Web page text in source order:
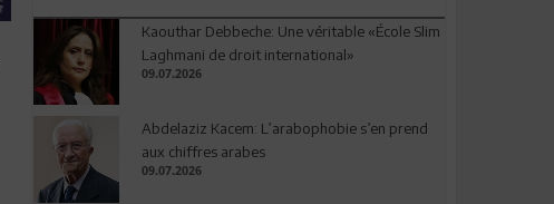
Kaouthar Debbeche: Une véritable «École Slim
Laghmani de droit international»
09.07.2026
Abdelaziz Kacem: L’arabophobie s’en prend
aux chiffres arabes
09.07.2026